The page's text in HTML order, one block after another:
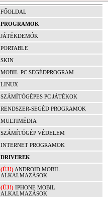
FŐOLDAL
PROGRAMOK
JÁTÉKDEMÓK
PORTABLE
SKIN
MOBIL-PC SEGÉDPROGRAM
LINUX
SZÁMÍTÓGÉPES PC JÁTÉKOK
RENDSZER-SEGÉD PROGRAMOK
MULTIMÉDIA
SZÁMÍTÓGÉP VÉDELEM
INTERNET PROGRAMOK
DRIVEREK
(ÚJ!) ANDROID MOBIL
ALKALMAZÁSOK
(ÚJ!) IPHONE MOBIL
ALKALMAZÁSOK